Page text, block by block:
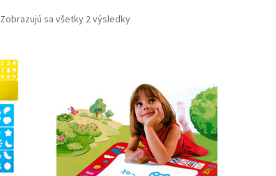
Zobrazujú sa všetky 2 výsledky